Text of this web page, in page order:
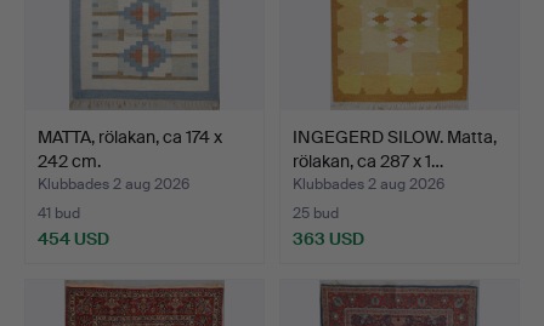
MATTA, rölakan, ca 174 x
242 cm.
Klubbades 2 aug 2026
41 bud
454 USD
INGEGERD SILOW. Matta,
rölakan, ca 287 x 1…
Klubbades 2 aug 2026
25 bud
363 USD